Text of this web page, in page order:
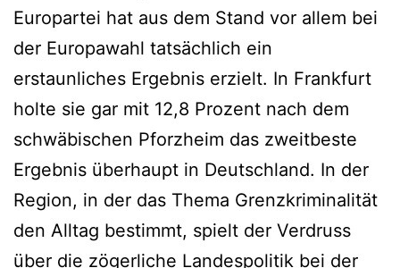
Europartei hat aus dem Stand vor allem bei
der Europawahl tatsächlich ein
erstaunliches Ergebnis erzielt. In Frankfurt
holte sie gar mit 12,8 Prozent nach dem
schwäbischen Pforzheim das zweitbeste
Ergebnis überhaupt in Deutschland. In der
Region, in der das Thema Grenzkriminalität
den Alltag bestimmt, spielt der Verdruss
über die zögerliche Landespolitik bei der